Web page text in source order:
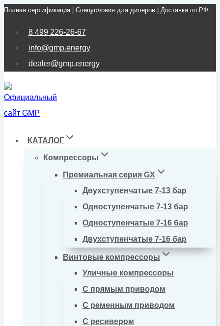
Перейти
Полная сертификация | Спецусловия для дилеров | Доставка по РФ
8 499 226-26-67
info@gmp.energy
dealer@gmp.energy
КАТАЛОГ
Компрессоры
Премиальная серия GX
Двухступенчатые 7-13 бар
Одноступенчатые 7-13 бар
Одноступенчатые 7-16 бар
Двухступенчатые 7-16 бар
Винтовые компрессоры
Уличные компрессоры
С прямым приводом
С ременным приводом
С ресивером